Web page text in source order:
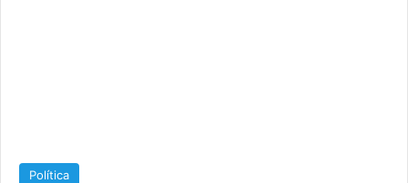
Política